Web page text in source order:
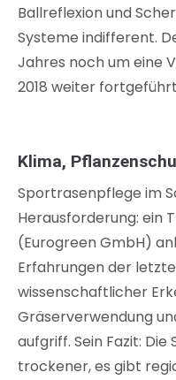
Ballreflexion und
Systeme indifferent.
Jahres noch um eine
2018 weiter
Klima,
Sportrasenpflege im
Herausforderung: ein
(Eurogreen GmbH)
Erfahrungen der
wissenschaftlicher
Gräserverwendung
aufgriff. Sein Fazit:
trockener, es gibt